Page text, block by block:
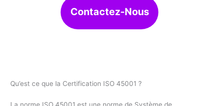
Contactez-Nous
Qu’est ce que la Certification ISO 45001 ?